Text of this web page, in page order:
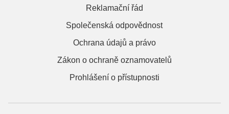
Reklamační řád
Společenská odpovědnost
Ochrana údajů a právo
Zákon o ochraně oznamovatelů
Prohlášení o přístupnosti